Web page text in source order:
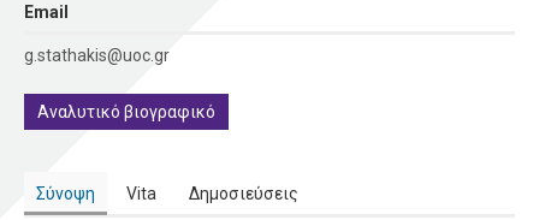
Εmail
g.stathakis@uoc.gr
Αναλυτικό βιογραφικό
Σύνοψη Vita Δημοσιεύσεις